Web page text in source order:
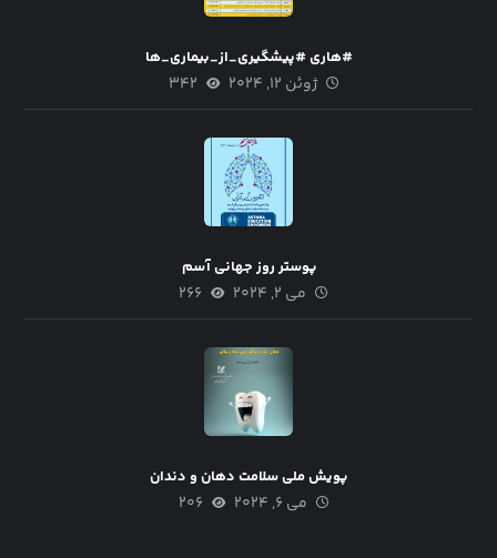
#هاری #پیشگیری_از_بیماری_ها
ژوئن ۱۲, ۲۰۲۴ ۳۴۲
پوستر روز جهانی آسم
می ۲, ۲۰۲۴ ۲۶۶
پویش ملی سلامت دهان و دندان
می ۶, ۲۰۲۴ ۲۰۶